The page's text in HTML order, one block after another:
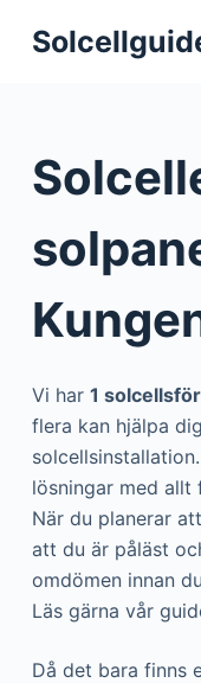
S
o
o
Vi har 1
flera kan hjälpa
lösningar med
När du planerar
att du är påläst
omdömen innan
Läs gärna vår
Då det bara finns